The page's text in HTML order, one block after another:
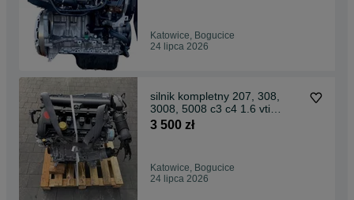
Katowice, Bogucice
24 lipca 2026
silnik kompletny 207, 308,
3008, 5008 c3 c4 1.6 vti
120km 5fw
3 500 zł
Katowice, Bogucice
24 lipca 2026